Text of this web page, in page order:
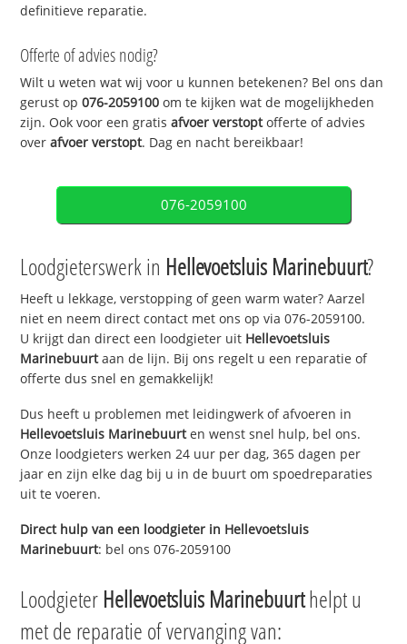
definitieve reparatie.
Offerte of advies nodig?
Wilt u weten wat wij voor u kunnen betekenen? Bel ons dan
gerust op076-2059100 om te kijken wat de mogelijkheden
zijn. Ook voor een gratisafvoer verstoptofferte of advies
overafvoer verstopt. Dag en nacht bereikbaar!
076-2059100
Loodgieterswerk in Hellevoetsluis Marinebuurt?
Heeft u lekkage, verstopping of geen warm water? Aarzel
niet en neem direct contact met ons op via 076-2059100.
U krijgt dan direct een loodgieter uit Hellevoetsluis
Marinebuurtaan de lijn. Bij ons regelt u een reparatie of
offerte dus snel en gemakkelijk!
Dus heeft u problemen met leidingwerk of afvoeren in
Hellevoetsluis Marinebuurten wenst snel hulp, bel ons.
Onze loodgieters werken 24 uur per dag, 365 dagen per
jaar en zijn elke dag bij u in de buurt om spoedreparaties
uit te voeren.
Direct hulp van een loodgieter in Hellevoetsluis
Marinebuurt: bel ons 076-2059100
Loodgieter Hellevoetsluis Marinebuurthelpt u
met de reparatie of vervanging van: